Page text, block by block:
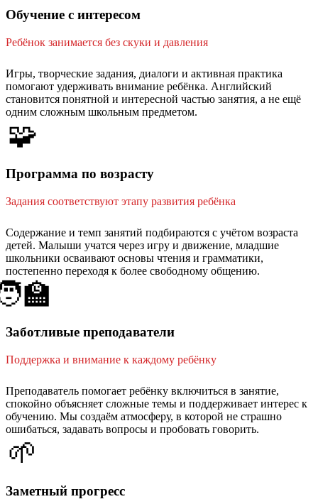
Обучение с интересом
Ребёнок занимается без скуки и давления
Игры, творческие задания, диалоги и активная практика
помогают удерживать внимание ребёнка. Английский
становится понятной и интересной частью занятия, а не ещё
одним сложным школьным предметом.
🧩
Программа по возрасту
Задания соответствуют этапу развития ребёнка
Содержание и темп занятий подбираются с учётом возраста
детей. Малыши учатся через игру и движение, младшие
школьники осваивают основы чтения и грамматики,
постепенно переходя к более свободному общению.
Заботливые преподаватели
Поддержка и внимание к каждому ребёнку
Преподаватель помогает ребёнку включиться в занятие,
спокойно объясняет сложные темы и поддерживает интерес к
обучению. Мы создаём атмосферу, в которой не страшно
ошибаться, задавать вопросы и пробовать говорить.
🌱
Заметный прогресс